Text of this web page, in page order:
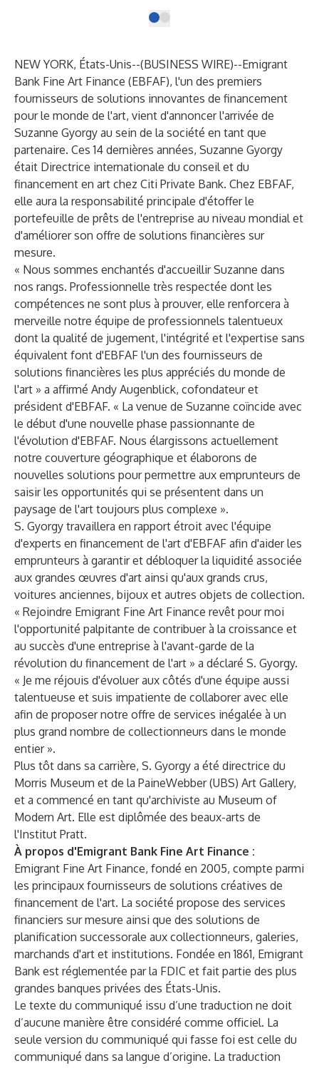
NEW YORK, États-Unis--(BUSINESS WIRE)--Emigrant
Bank Fine Art Finance (EBFAF), l'un des premiers
fournisseurs de solutions innovantes de financement
pour le monde de l'art, vient d'annoncer l'arrivée de
Suzanne Gyorgy au sein de la société en tant que
partenaire. Ces 14 dernières années, Suzanne Gyorgy
était Directrice internationale du conseil et du
financement en art chez Citi Private Bank. Chez EBFAF,
elle aura la responsabilité principale d'étoffer le
portefeuille de prêts de l'entreprise au niveau mondial et
d'améliorer son offre de solutions financières sur
mesure.
« Nous sommes enchantés d'accueillir Suzanne dans
nos rangs. Professionnelle très respectée dont les
compétences ne sont plus à prouver, elle renforcera à
merveille notre équipe de professionnels talentueux
dont la qualité de jugement, l'intégrité et l'expertise sans
équivalent font d'EBFAF l'un des fournisseurs de
solutions financières les plus appréciés du monde de
l'art » a affirmé Andy Augenblick, cofondateur et
président d'EBFAF. « La venue de Suzanne coïncide avec
le début d'une nouvelle phase passionnante de
l'évolution d'EBFAF. Nous élargissons actuellement
notre couverture géographique et élaborons de
nouvelles solutions pour permettre aux emprunteurs de
saisir les opportunités qui se présentent dans un
paysage de l'art toujours plus complexe ».
S. Gyorgy travaillera en rapport étroit avec l'équipe
d'experts en financement de l'art d'EBFAF afin d'aider les
emprunteurs à garantir et débloquer la liquidité associée
aux grandes œuvres d'art ainsi qu'aux grands crus,
voitures anciennes, bijoux et autres objets de collection.
« Rejoindre Emigrant Fine Art Finance revêt pour moi
l'opportunité palpitante de contribuer à la croissance et
au succès d'une entreprise à l'avant-garde de la
révolution du financement de l'art » a déclaré S. Gyorgy.
« Je me réjouis d'évoluer aux côtés d'une équipe aussi
talentueuse et suis impatiente de collaborer avec elle
afin de proposer notre offre de services inégalée à un
plus grand nombre de collectionneurs dans le monde
entier ».
Plus tôt dans sa carrière, S. Gyorgy a été directrice du
Morris Museum et de la PaineWebber (UBS) Art Gallery,
et a commencé en tant qu'archiviste au Museum of
Modern Art. Elle est diplômée des beaux-arts de
l'Institut Pratt.
À propos d'Emigrant Bank Fine Art Finance :
Emigrant Fine Art Finance, fondé en 2005, compte parmi
les principaux fournisseurs de solutions créatives de
financement de l'art. La société propose des services
financiers sur mesure ainsi que des solutions de
planification successorale aux collectionneurs, galeries,
marchands d'art et institutions. Fondée en 1861, Emigrant
Bank est réglementée par la FDIC et fait partie des plus
grandes banques privées des États-Unis.
Le texte du communiqué issu d’une traduction ne doit
d’aucune manière être considéré comme officiel. La
seule version du communiqué qui fasse foi est celle du
communiqué dans sa langue d’origine. La traduction